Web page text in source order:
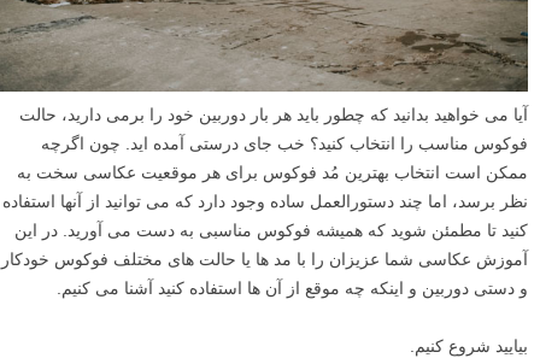
آیا می خواهید بدانید که چطور باید هر بار دوربین خود را برمی دارید، حالت
فوکوس مناسب را انتخاب کنید؟ خب جای درستی آمده اید. چون اگرچه
ممکن است انتخاب بهترین مُد فوکوس برای هر موقعیت عکاسی سخت به
نظر برسد، اما چند دستورالعمل ساده وجود دارد که می توانید از آنها استفاده
کنید تا مطمئن شوید که همیشه فوکوس مناسبی به دست می آورید. در این
آموزش عکاسی شما عزیزان را با مد ها یا حالت های مختلف فوکوس خودکار
و دستی دوربین و اینکه چه موقع از آن ها استفاده کنید آشنا می کنیم.
بیایید شروع کنیم.